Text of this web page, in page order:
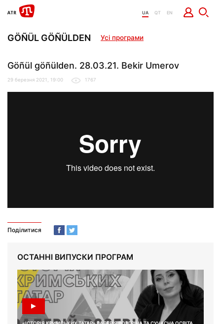
UA QT EN
GÖÑÜL GÖÑÜLDEN Усі програми
Göñül göñülden. 28.03.21. Bekir Umerov
29 березня 2021, 19:00 1767
Поділитися
ОСТАННІ ВИПУСКИ ПРОГРАМ